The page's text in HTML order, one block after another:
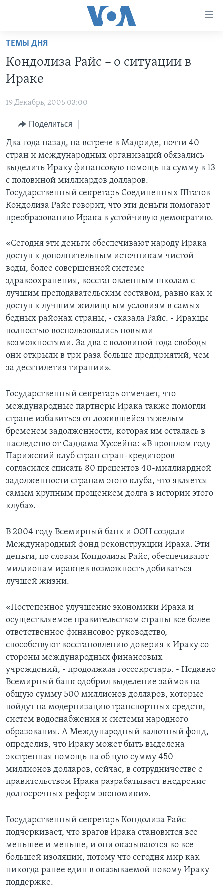
Перейти
основной
контент
Перейти
навигации
Перейти
поиск
ПРОГРАММЫ
НОВОСТИ ЗА МИНУТУ
ИТОГИ
ПОЧЕМУ ЭТО ВАЖНО?
ДИСКУССИЯ VOA
ДЕТАЛИ
НЬЮ-ЙОРК NEW YORK
АМЕРИКА. БОЛЬШОЕ ПУТЕШЕСТВИЕ
ПРОЕКТЫ
УЧИМ АНГЛИЙСКИЙ
НАША АМЕРИКАНСКАЯ ИСТОРИЯ
А КАК В АМЕРИКЕ?
АРТЕФАКТЫ
АМЕРИКАНСКИЕ ГОРОДКИ
ТЕСТЫ
ЭКСПЕРТИЗА
ИНТЕРВЬЮ
ФАКТЫ ПРОТИВ ФЕЙКОВ
ЗА СВОБОДУ ПРЕССЫ
УЧИМ АНГЛИЙСКИЙ
ВИДЕО
ПОДПИСКА НА НОВОСТИ
Learning English
СОЦИАЛЬНЫЕ СЕТИ
Языки
ТЕМЫ ДНЯ
Кондолиза Райс – о ситуации в
Ираке
19 Декабрь, 2005 03:00
Поделиться
Два года назад, на встрече в Мадриде, почти 40
стран и международных организаций обязались
выделить Ираку финансовую помощь на сумму в 13
с половиной миллиардов долларов.
Государственный секретарь Соединенных Штатов
Кондолиза Райс говорит, что эти деньги помогают
преобразованию Ирака в устойчивую демократию.
«Сегодня эти деньги обеспечивают народу Ирака
доступ к дополнительным источникам чистой
воды, более совершенной системе
здравоохранения, восстановленным школам с
лучшим преподавательским составом, равно как и
доступ к лучшим жилищным условиям в самых
бедных районах страны, - сказала Райс. - Иракцы
полностью воспользовались новыми
возможностями. За два с половиной года свободы
они открыли в три раза больше предприятий, чем
за десятилетия тирании».
Государственный секретарь отмечает, что
международные партнеры Ирака также помогли
стране избавиться от ложившейся тяжелым
бременем задолженности, которая им осталась в
наследство от Саддама Хуссейна: «В прошлом году
Парижский клуб стран стран-кредиторов
согласился списать 80 процентов 40-миллиардной
задолженности странам этого клуба, что является
самым крупным прощением долга в истории этого
клуба».
В 2004 году Всемирный банк и ООН создали
Международный фонд реконструкции Ирака. Эти
деньги, по словам Кондолизы Райс, обеспечивают
миллионам иракцев возможность добиваться
лучшей жизни.
«Постепенное улучшение экономики Ирака и
осуществляемое правительством страны все более
ответственное финансовое руководство,
способствуют восстановлению доверия к Ираку со
стороны международных финансовых
учреждений, - продолжала госсекретарь. - Недавно
Всемирный банк одобрил выделение займов на
общую сумму 500 миллионов долларов, которые
пойдут на модернизацию транспортных средств,
систем водоснабжения и системы народного
образования. А Международный валютный фонд,
определив, что Ираку может быть выделена
экстренная помощь на общую сумму 450
миллионов долларов, сейчас, в сотрудничестве с
правительством Ирака разрабатывает внедрение
долгосрочных реформ экономики».
Государственный секретарь Кондолиза Райс
подчеркивает, что врагов Ирака становится все
меньшее и меньше, и они оказываются во все
большей изоляции, потому что сегодня мир как
никогда ранее един в оказываемой новому Ираку
поддержке.